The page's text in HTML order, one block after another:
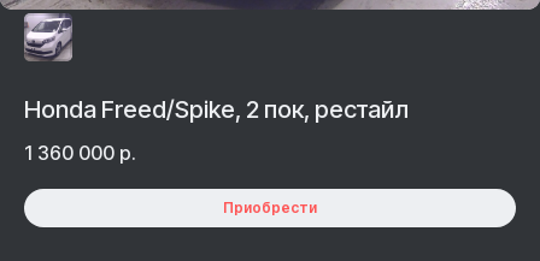
Honda Freed/Spike, 2 пок, рестайл
1 360 000 р.
Приобрести